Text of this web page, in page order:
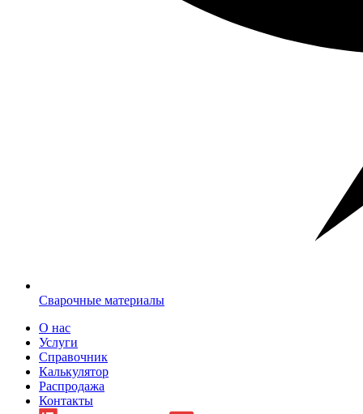
Сварочные материалы
О нас
Услуги
Справочник
Калькулятор
Распродажа
Контакты